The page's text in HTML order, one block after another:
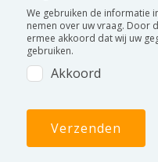
We gebruiken de informatie
nemen over uw vraag. Door
ermee akkoord dat wij uw
gebruiken.
Akkoord
Verzenden